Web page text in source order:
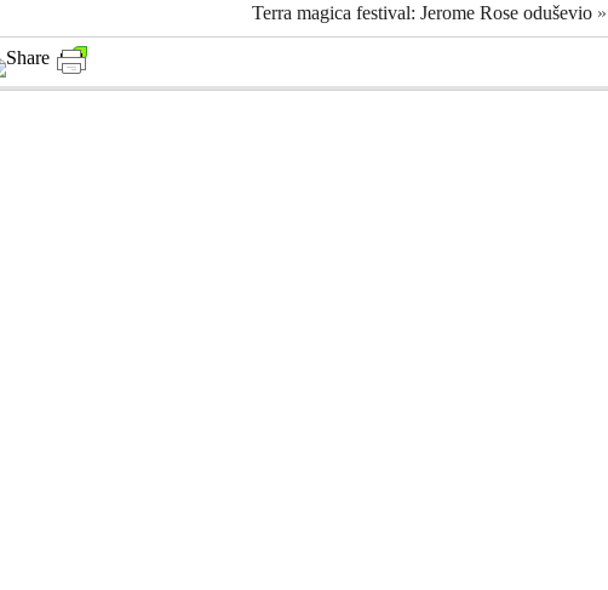
Terra magica festival: Jerome Rose oduševio »